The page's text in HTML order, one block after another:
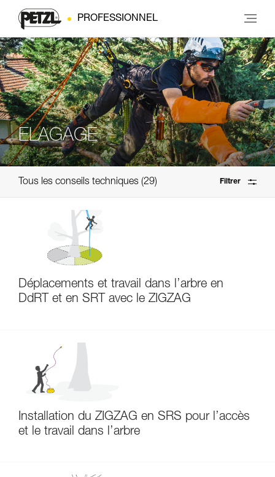
PROFESSIONNEL
ELAGAGE
Tous les conseils techniques 29 Filtrer
Déplacements et travail dans l’arbre en
DdRT et en SRT avec le ZIGZAG
Installation du ZIGZAG en SRS pour l’accès
et le travail dans l’arbre